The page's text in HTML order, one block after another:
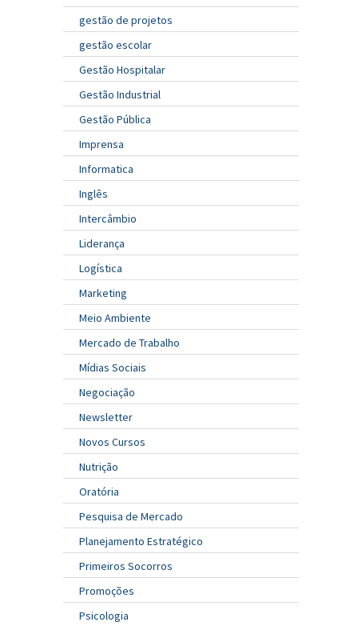
gestão de projetos
gestão escolar
Gestão Hospitalar
Gestão Industrial
Gestão Pública
Imprensa
Informatica
Inglês
Intercâmbio
Liderança
Logística
Marketing
Meio Ambiente
Mercado de Trabalho
Mídias Sociais
Negociação
Newsletter
Novos Cursos
Nutrição
Oratória
Pesquisa de Mercado
Planejamento Estratégico
Primeiros Socorros
Promoções
Psicologia